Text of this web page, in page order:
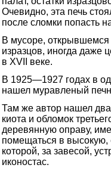
Очевидно, эта печь
после сломки попасть
В мусоре,
изразцов, иногда даже
в XVII веке.
В 1925—1927 годах в
нашел муравленый
Там же автор нашел
киота и обломок
деревянную оправу,
помещаться в высокую,
которой, за завесой,
иконостас.